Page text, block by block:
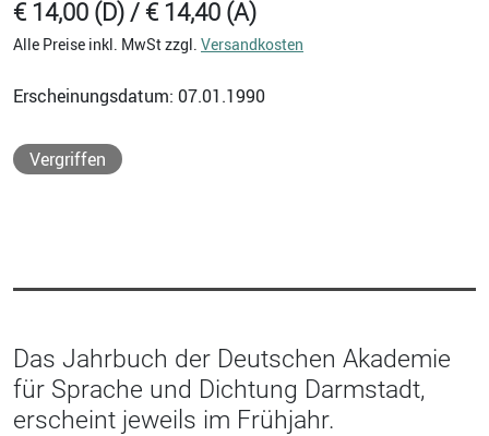
€ 14,00 (D) / € 14,40 (A)
Alle Preise inkl. MwSt zzgl. Versandkosten
Erscheinungsdatum: 07.01.1990
Vergriffen
Das Jahrbuch der Deutschen Akademie
für Sprache und Dichtung Darmstadt,
erscheint jeweils im Frühjahr.